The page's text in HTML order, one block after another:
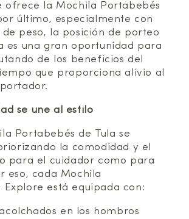
ofrece la Mochila Portabebés
último, especialmente con
peso, la posición de porteo
es una gran oportunidad para
de los beneficios del
que proporciona alivio al
se une al estilo
Portabebés de Tula se
la comodidad y el
para el cuidador como para
eso, cada Mochila
Explore está equipada con:
en los hombros